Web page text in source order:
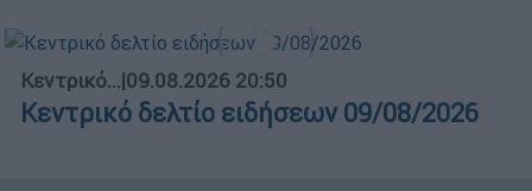
Κεντρικό...|09.08.2026 20:50
Κεντρικό δελτίο ειδήσεων 09/08/2026